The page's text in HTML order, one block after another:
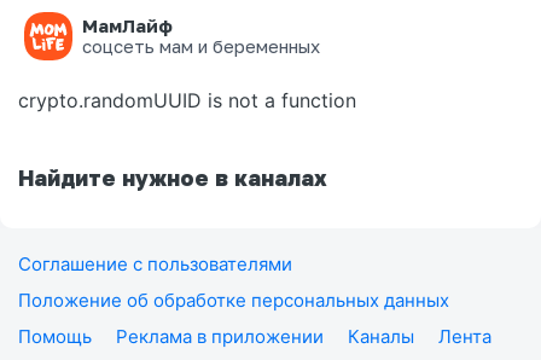
МамЛайф
соцсеть мам и беременных
Ошибка на странице
crypto.randomUUID is not a function
Найдите нужное в каналах
Соглашение с пользователями
Положение об обработке персональных данных
Помощь
Реклама в приложении Каналы
Лента